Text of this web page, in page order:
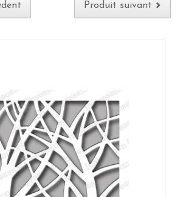
Produit suivant